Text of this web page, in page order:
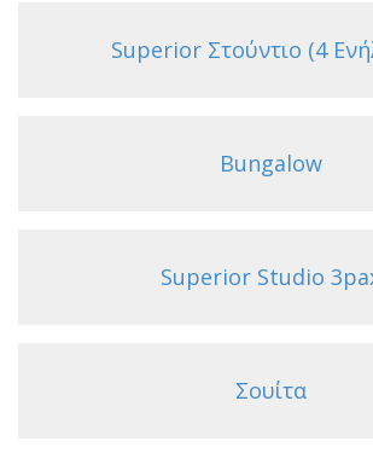
Superior Στούντιο (4
Bungalow
Superior Studio
Σουίτα